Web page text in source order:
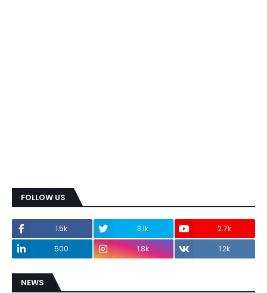
FOLLOW US
1.5k 3.1k
2.7k
500
1.8k 1.2k
NEWS